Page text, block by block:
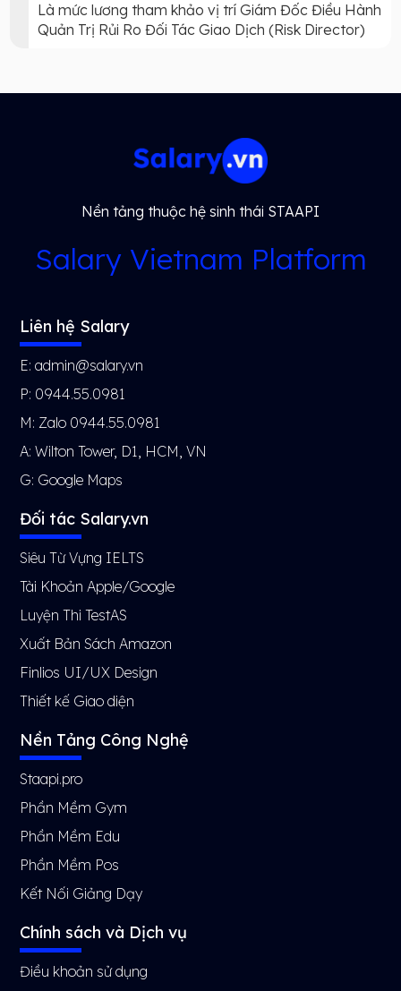
Là mức lương tham khảo vị trí Giám Đốc Điều Hành
Quản Trị Rủi Ro Đối Tác Giao Dịch (Risk Director)
Nền tảng thuộc hệ sinh thái STAAPI
Salary Vietnam Platform
Liên hệ Salary
E: admin@salary.vn
P: 0944.55.0981
M: Zalo 0944.55.0981
A: Wilton Tower, D1, HCM, VN
G: Google Maps
Đối tác Salary.vn
Siêu Từ Vựng IELTS
Tài Khoản Apple/Google
Luyện Thi TestAS
Xuất Bản Sách Amazon
Finlios UI/UX Design
Thiết kế Giao diện
Nền Tảng Công Nghệ
Staapi.pro
Phần Mềm Gym
Phần Mềm Edu
Phần Mềm Pos
Kết Nối Giảng Dạy
Chính sách và Dịch vụ
Điều khoản sử dụng